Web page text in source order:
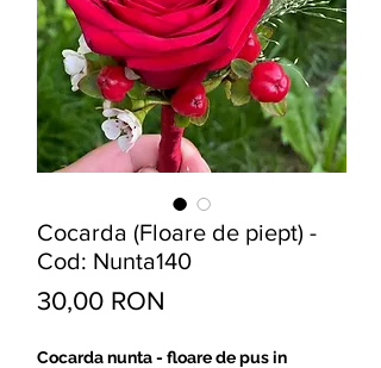
Cocarda (Floare de piept) -
Cod: Nunta140
30,00 RON
Cocarda nunta - floare de pus in